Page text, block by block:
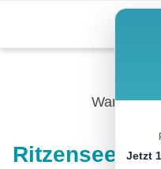
content
Wandern
Ritzensee- Jetzt